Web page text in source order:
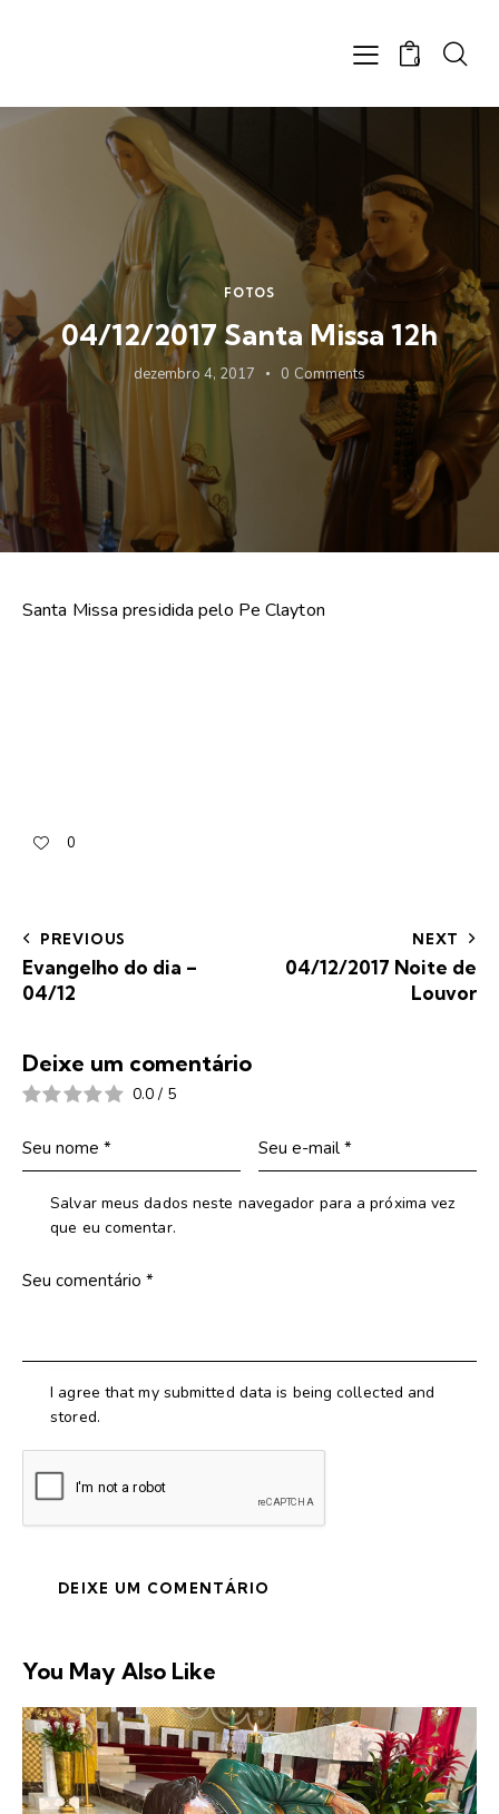
0
FOTOS
04/12/2017 Santa Missa 12h
dezembro 4, 2017 0 Comments
Santa Missa presidida pelo Pe Clayton
0
PREVIOUS
Evangelho do dia –
04/12
NEXT
04/12/2017 Noite de
Louvor
Deixe um comentário
0.0 / 5
Salvar meus dados neste navegador para a próxima vez
que eu comentar.
I agree that my submitted data is being collected and
stored.
You May Also Like